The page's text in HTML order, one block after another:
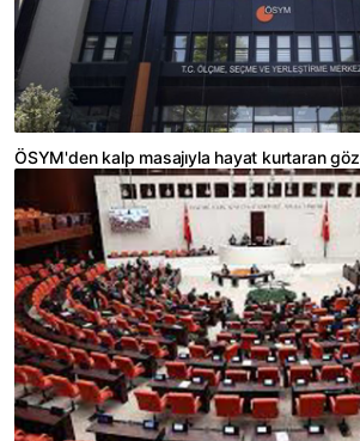
ÖSYM'den kalp masajıyla hayat kurtaran